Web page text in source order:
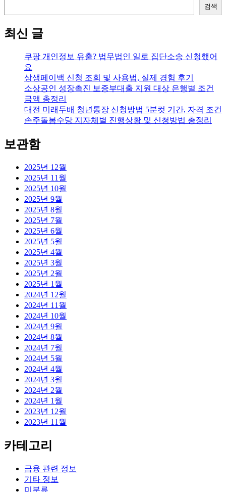
검색
최신 글
쿠팡 개인정보 유출? 법무법인 일로 집단소송 신청했어
요
상생페이백 신청 조회 및 사용법, 실제 경험 후기
소상공인 성장촉진 보증부대출 지원 대상 은행별 조건
금액 총정리
대전 미래두배 청년통장 신청방법 5분컷 기간, 자격 조건
손주돌봄수당 지자체별 진행상황 및 신청방법 총정리
보관함
2025년 12월
2025년 11월
2025년 10월
2025년 9월
2025년 8월
2025년 7월
2025년 6월
2025년 5월
2025년 4월
2025년 3월
2025년 2월
2025년 1월
2024년 12월
2024년 11월
2024년 10월
2024년 9월
2024년 8월
2024년 7월
2024년 5월
2024년 4월
2024년 3월
2024년 2월
2024년 1월
2023년 12월
2023년 11월
카테고리
금융 관련 정보
기타 정보
미분류